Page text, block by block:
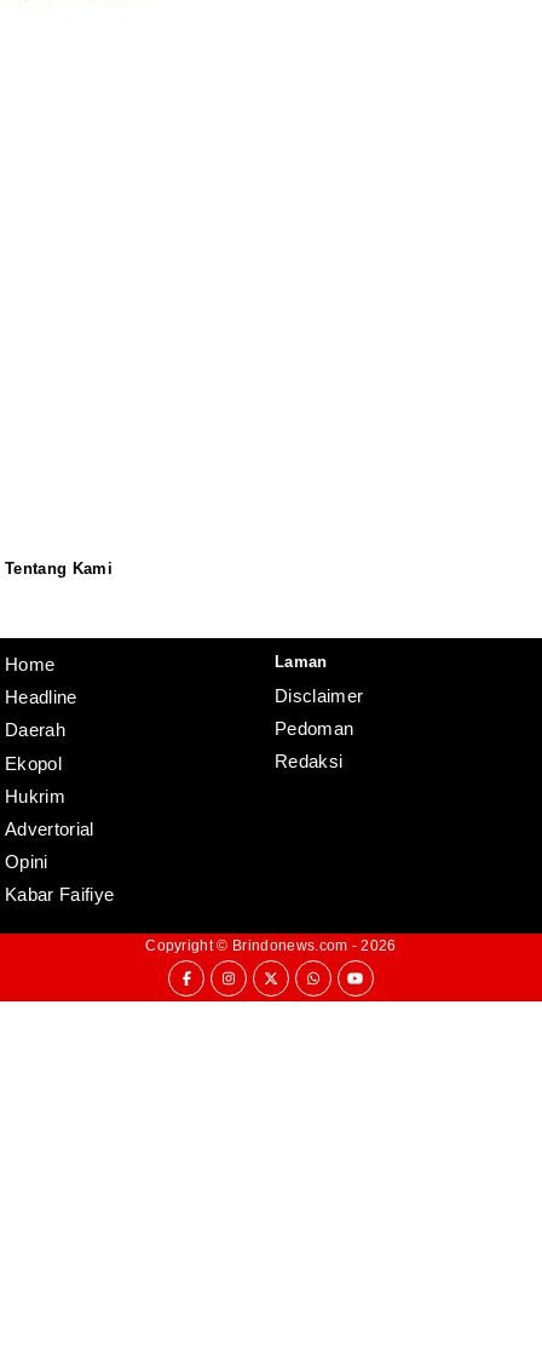
Tentang Kami
Home
Headline
Daerah
Ekopol
Hukrim
Advertorial
Opini
Kabar Faifiye
Laman
Disclaimer
Pedoman
Redaksi
Copyright © Brindonews.com - 2026